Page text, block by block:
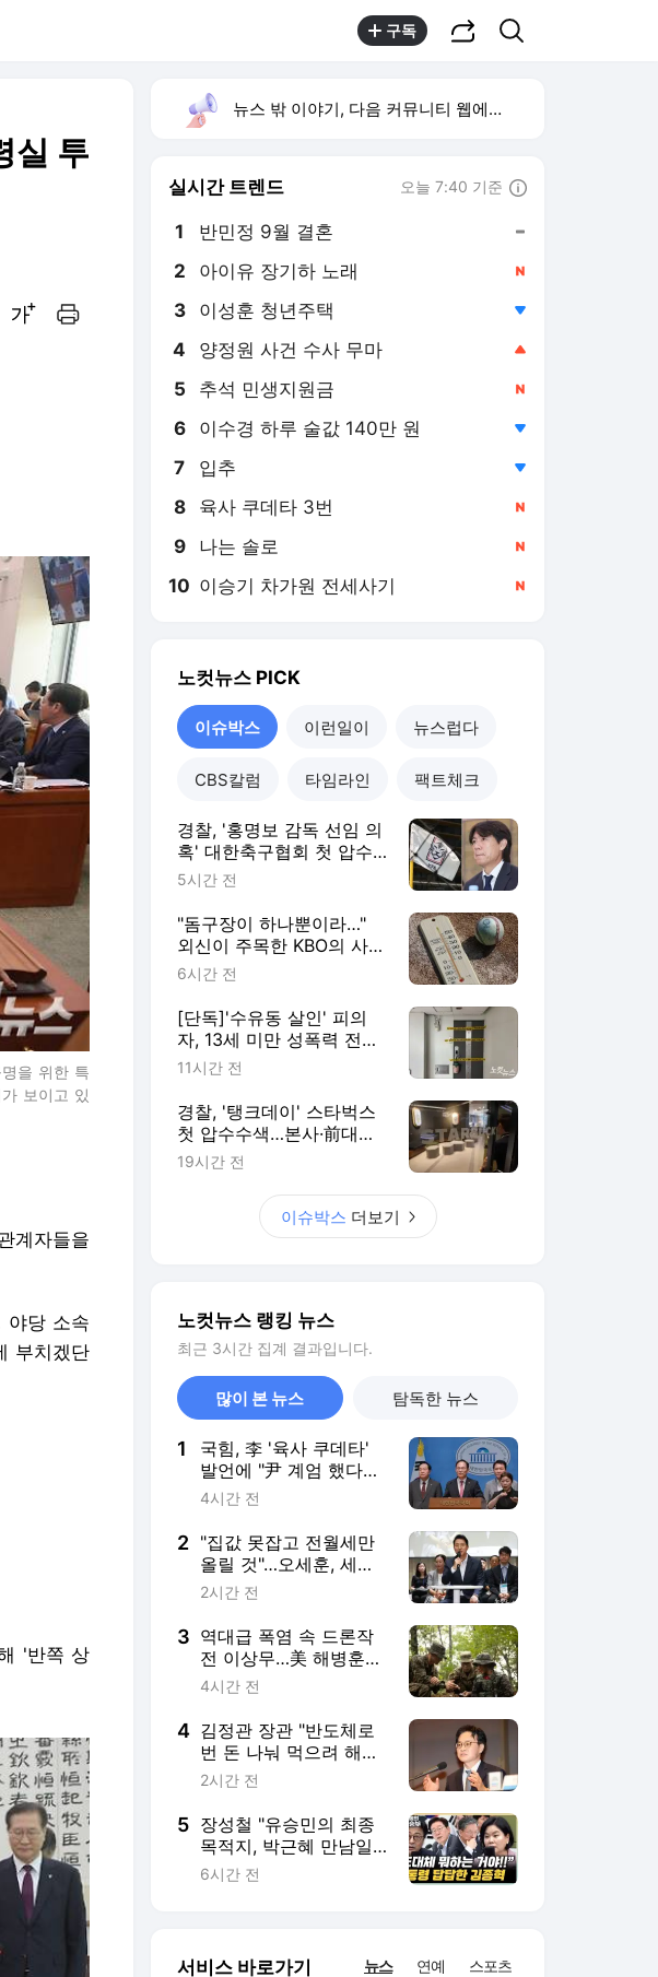
구독
실 투
을 위한 특
보이고 있
계자들을
야당 소속
부치겠단
'반쪽 상
뉴스 밖 이야기, 다음 커뮤니티 웹에서 보기
실시간 트렌드 오늘 7:40 기준
1 반민정 9월 결혼
2 아이유 장기하 노래
3 이성훈 청년주택
4 양정원 사건 수사 무마
5 추석 민생지원금
6 이수경 하루 술값 140만 원
7 입추
8 육사 쿠데타 3번
9 나는 솔로
10 이승기 차가원 전세사기
노컷뉴스 PICK
이슈박스 이런일이 뉴스럽다
CBS칼럼 타임라인 팩트체크
경찰, '홍명보 감독 선임 의
혹' 대한축구협회 첫 압수
수색
5시간 전
"돔구장이 하나뿐이라…"
외신이 주목한 KBO의 사상
첫 '폭염 휴업'
6시간 전
[단독]'수유동 살인' 피의
자, 13세 미만 성폭력 전력
15회
11시간 전
경찰, '탱크데이' 스타벅스
첫 압수수색…본사·前대표
대상(종합)
19시간 전
이슈박스 더보기
노컷뉴스 랭킹 뉴스
최근 3시간 집계 결과입니다.
많이 본 뉴스 탐독한 뉴스
1
국힘, 李 '육사 쿠데타'
발언에 "尹 계엄 했다고
서울대 없앴나"
4시간 전
2 "집값 못잡고 전월세만
올릴 것"…오세훈, 세제
개편안 거듭 비판(종합)
2시간 전
3 역대급 폭염 속 드론작
전 이상무…美 해병훈련
공개
4시간 전
4 김정관 장관 "반도체로
번 돈 나눠 먹으려 해선
안돼…투자가 곧 분배"
2시간 전
5 장성철 "유승민의 최종
목적지, 박근혜 만남일
수도"[한판승부]
6시간 전
서비스 바로가기 뉴스 연예 스포츠